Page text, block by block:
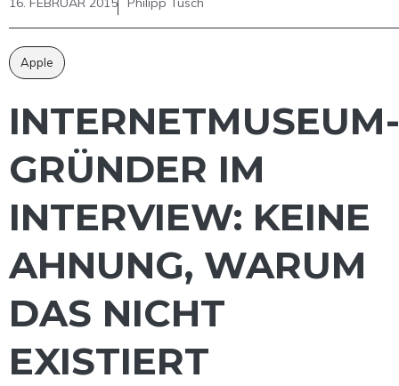
Apple
INTERNETMUSEUM-
GRÜNDER IM
INTERVIEW: KEINE
AHNUNG, WARUM
DAS NICHT
EXISTIERT